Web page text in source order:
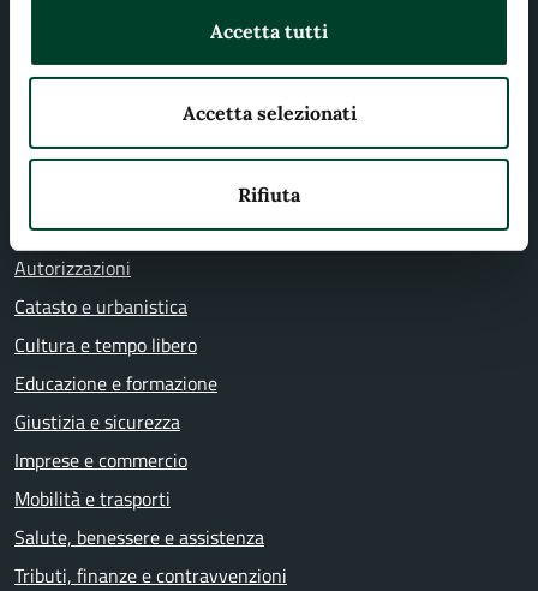
Accetta tutti
Accetta selezionati
Rifiuta
CATEGORIE DI SERVIZIO
Ambiente
Appalti pubblici
Autorizzazioni
Catasto e urbanistica
Cultura e tempo libero
Educazione e formazione
Giustizia e sicurezza
Imprese e commercio
Mobilità e trasporti
Salute, benessere e assistenza
Tributi, finanze e contravvenzioni